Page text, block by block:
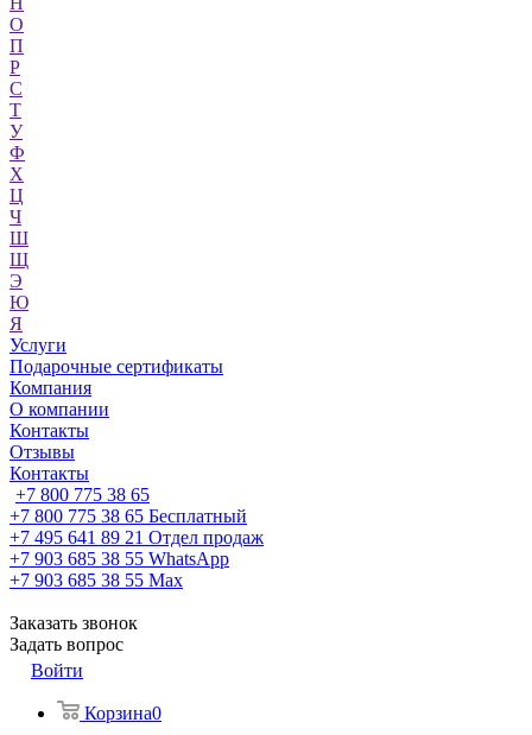
О
П
Р
С
Т
У
Ф
Х
Ц
Ч
Ш
Щ
Э
Ю
Я
Услуги
Подарочные сертификаты
Компания
О компании
Контакты
Отзывы
Контакты
+7 800 775 38 65
+7 800 775 38 65 Бесплатный
+7 495 641 89 21 Отдел продаж
+7 903 685 38 55 WhatsApp
+7 903 685 38 55 Max
Заказать звонок
Задать вопрос
Войти
Корзина0